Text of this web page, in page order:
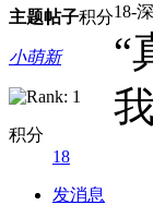
主题帖子积分
小萌新
积分
18
发消息
18-
“